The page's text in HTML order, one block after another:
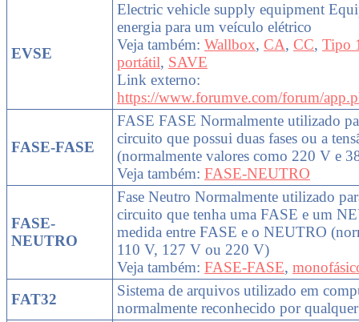
EVSE
Electric vehicle supply equipment
energia para um veículo elétrico
Veja também: Wallbox, CA, CC, Tipo
portátil, SAVE
Link externo:
https://www.forumve.com/forum/
FASE-FASE
FASE FASE Normalmente utilizado
circuito que possui duas fases ou a
(normalmente valores como 220 V e
Veja também: FASE-NEUTRO
FASE-
NEUTRO
Fase Neutro Normalmente utilizado
circuito que tenha uma FASE e um
medida entre FASE e o NEUTRO
110 V, 127 V ou 220 V)
Veja também: FASE-FASE,
FAT32
Sistema de arquivos utilizado em
normalmente reconhecido por